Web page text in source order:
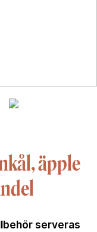
äpple
serveras